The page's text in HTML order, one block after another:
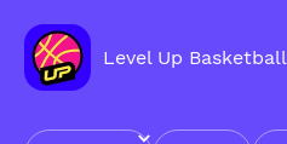
Level Up Basketball